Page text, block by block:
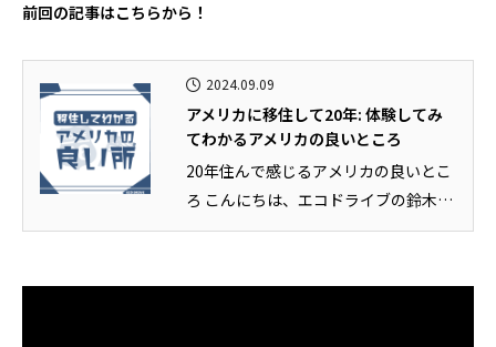
ソルバング（Solvang）観光｜アンデル
セン博物館の見どころとは？
2026.07.28
Harbor Fish and
王道フィッシュ＆
2026.07.20
前回の記事はこちらから！
2024.09.09
アメリカに移住して20年: 体験してみ
てわかるアメリカの良いところ
20年住んで感じるアメリカの良いとこ
ろ こんにちは、エコドライブの鈴木で
す。 今回は、アメリカ在住歴...